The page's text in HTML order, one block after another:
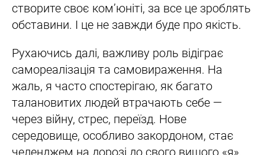
створите своє ком’юніті, за все це зроблять
обставини. І це не завжди буде про якість.
Рухаючись далі, важливу роль відіграє
самореалізація та самовираження. На
жаль, я часто спостерігаю, як багато
талановитих людей втрачають себе —
через війну, стрес, переїзд. Нове
середовище, особливо закордоном, стає